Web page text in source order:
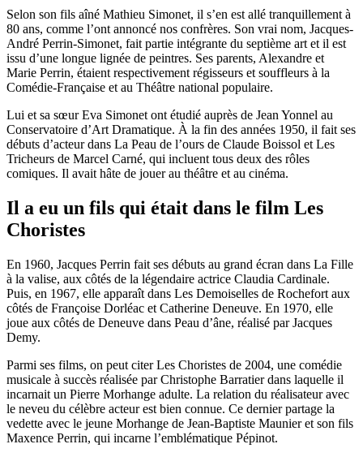
Selon son fils aîné Mathieu Simonet, il s’en est allé tranquillement à
80 ans, comme l’ont annoncé nos confrères. Son vrai nom, Jacques-
André Perrin-Simonet, fait partie intégrante du septième art et il est
issu d’une longue lignée de peintres. Ses parents, Alexandre et
Marie Perrin, étaient respectivement régisseurs et souffleurs à la
Comédie-Française et au Théâtre national populaire.
Lui et sa sœur Eva Simonet ont étudié auprès de Jean Yonnel au
Conservatoire d’Art Dramatique. À la fin des années 1950, il fait ses
débuts d’acteur dans La Peau de l’ours de Claude Boissol et Les
Tricheurs de Marcel Carné, qui incluent tous deux des rôles
comiques. Il avait hâte de jouer au théâtre et au cinéma.
Il a eu un fils qui était dans le film Les
Choristes
En 1960, Jacques Perrin fait ses débuts au grand écran dans La Fille
à la valise, aux côtés de la légendaire actrice Claudia Cardinale.
Puis, en 1967, elle apparaît dans Les Demoiselles de Rochefort aux
côtés de Françoise Dorléac et Catherine Deneuve. En 1970, elle
joue aux côtés de Deneuve dans Peau d’âne, réalisé par Jacques
Demy.
Parmi ses films, on peut citer Les Choristes de 2004, une comédie
musicale à succès réalisée par Christophe Barratier dans laquelle il
incarnait un Pierre Morhange adulte. La relation du réalisateur avec
le neveu du célèbre acteur est bien connue. Ce dernier partage la
vedette avec le jeune Morhange de Jean-Baptiste Maunier et son fils
Maxence Perrin, qui incarne l’emblématique Pépinot.